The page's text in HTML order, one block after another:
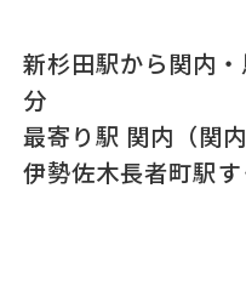
新杉田駅から関内
分
最寄り駅 関内（関
伊勢佐木長者町駅す